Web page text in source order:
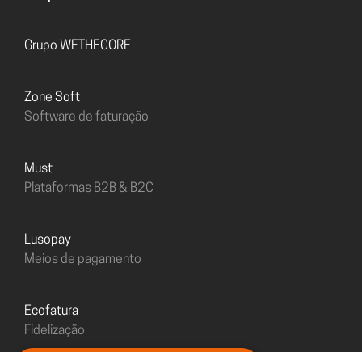
Grupo WETHECORE
Zone Soft
Software de faturação
must
Plataformas B2B & B2C
Lusopay
Meios de pagamento
Ecofatura
Fidelização